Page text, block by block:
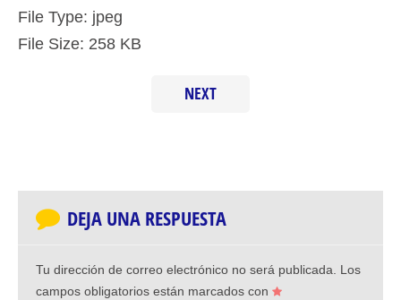
File Type: jpeg
File Size: 258 KB
NEXT
DEJA UNA RESPUESTA
Tu dirección de correo electrónico no será publicada.
Los
campos obligatorios están marcados con